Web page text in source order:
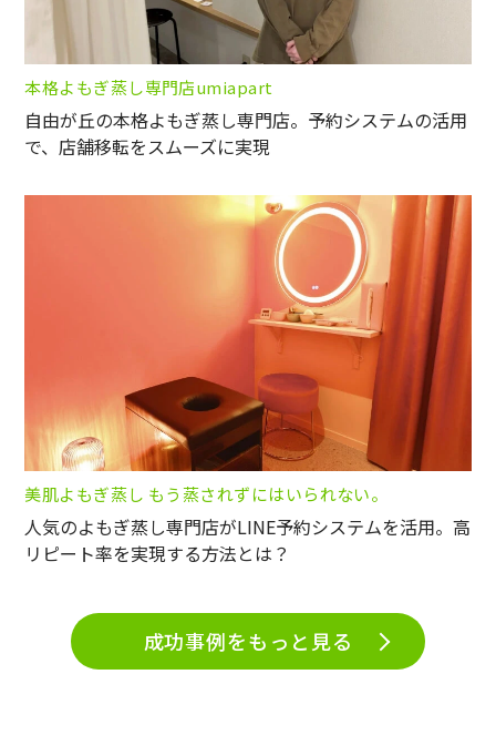
本格よもぎ蒸し専門店umiapart
自由が丘の本格よもぎ蒸し専門店。予約システムの活用
で、店舗移転をスムーズに実現
美肌よもぎ蒸し もう蒸されずにはいられない。
人気のよもぎ蒸し専門店がLINE予約システムを活用。高
リピート率を実現する方法とは？
成功事例をもっと見る